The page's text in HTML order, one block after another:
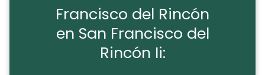
Francisco del Rincón
en San Francisco del
Rincón Ii: